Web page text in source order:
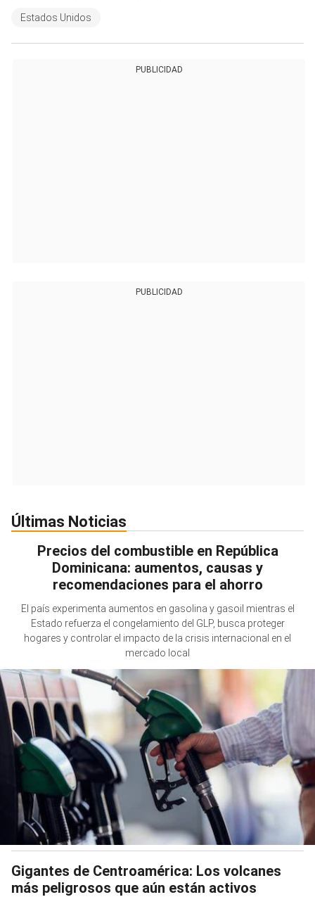
Estados Unidos
PUBLICIDAD
PUBLICIDAD
Últimas Noticias
Precios del combustible en República
Dominicana: aumentos, causas y
recomendaciones para el ahorro
El país experimenta aumentos en gasolina y gasoil mientras el
Estado refuerza el congelamiento del GLP, busca proteger
hogares y controlar el impacto de la crisis internacional en el
mercado local
Gigantes de Centroamérica: Los volcanes
más peligrosos que aún están activos